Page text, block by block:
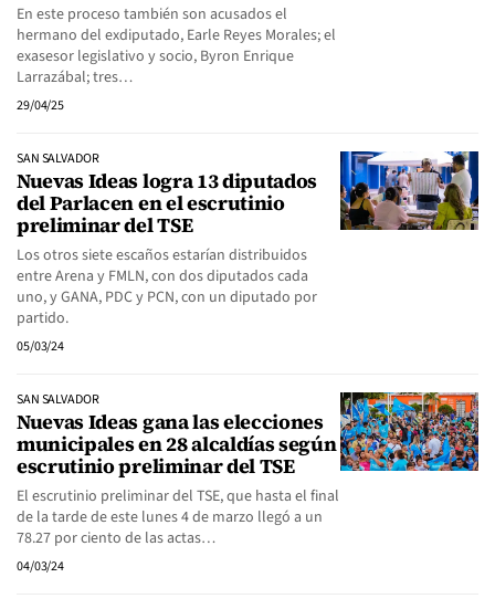
En este proceso también son acusados el
hermano del exdiputado, Earle Reyes Morales; el
exasesor legislativo y socio, Byron Enrique
Larrazábal; tres…
29/04/25
SAN SALVADOR
Nuevas Ideas logra 13 diputados
del Parlacen en el escrutinio
preliminar del TSE
Los otros siete escaños estarían distribuidos
entre Arena y FMLN, con dos diputados cada
uno, y GANA, PDC y PCN, con un diputado por
partido.
05/03/24
SAN SALVADOR
Nuevas Ideas gana las elecciones
municipales en 28 alcaldías según
escrutinio preliminar del TSE
El escrutinio preliminar del TSE, que hasta el final
de la tarde de este lunes 4 de marzo llegó a un
78.27 por ciento de las actas…
04/03/24